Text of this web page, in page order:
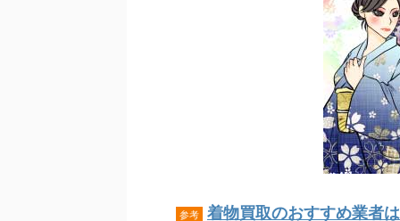
参考 着物買取のおすすめ業者